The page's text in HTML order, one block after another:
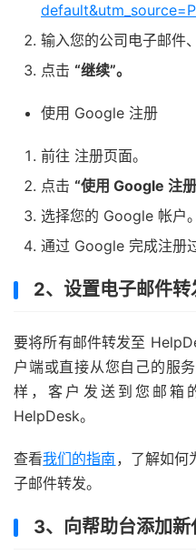
输入您的公司电子邮件
点击 “继续”。
使用 Google 注册
前往 注册页面。
点击 “使用 Google 注
选择您的 Google 帐户。
通过 Google 完成注册
2、设置电子邮件转
要将所有邮件转发至
户端或直接从您自己的服
样，客户发送到您邮箱
HelpDesk。
查看我们的指南 ，了解如何
子邮件转发。
3、向帮助台添加新